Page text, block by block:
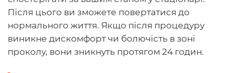
Після цього ви зможете повертатися до
нормального життя. Якщо після процедуру
виникне дискомфорт чи болючість в зоні
проколу, вони зникнуть протягом 24 годин.